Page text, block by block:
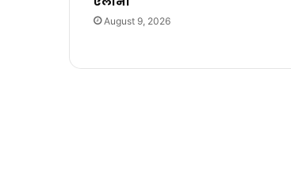
August 9, 2026